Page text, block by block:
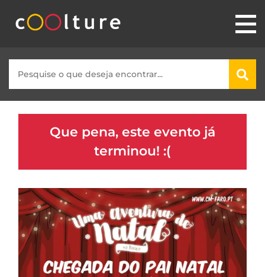
Que pena, este evento já
terminou! :(